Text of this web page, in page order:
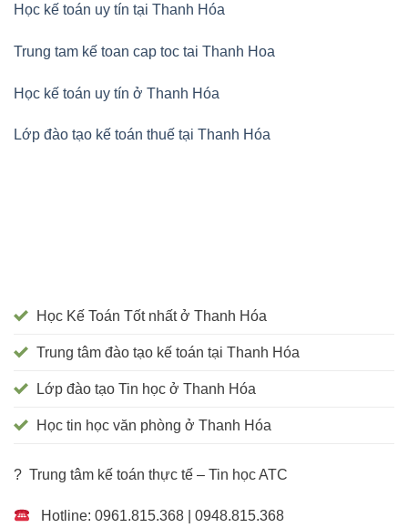
Học kế toán uy tín tại Thanh Hóa
Trung tam kế toan cap toc tai Thanh Hoa
Học kế toán uy tín ở Thanh Hóa
Lớp đào tạo kế toán thuế tại Thanh Hóa
Học Kế Toán Tốt nhất ở Thanh Hóa
Trung tâm đào tạo kế toán tại Thanh Hóa
Lớp đào tạo Tin học ở Thanh Hóa
Học tin học văn phòng ở Thanh Hóa
? Trung tâm kế toán thực tế – Tin học ATC
Hotline: 0961.815.368 | 0948.815.368